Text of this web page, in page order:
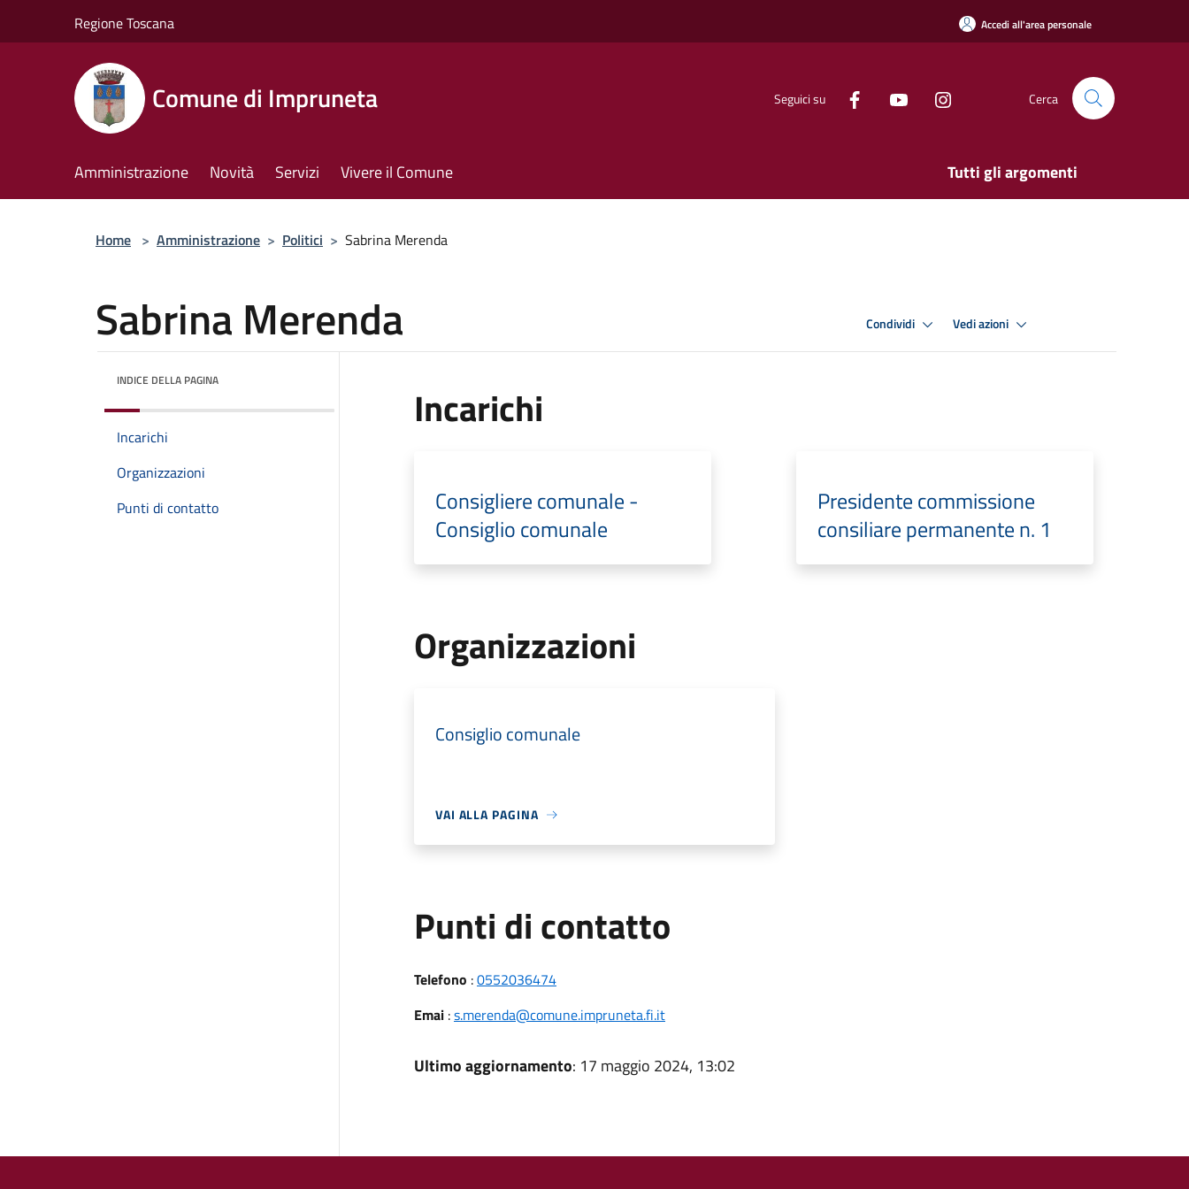
Regione Toscana Accedi all'area personale
Comune di Impruneta Seguici su Cerca
Amministrazione Novità Servizi Vivere il Comune Tutti gli argomenti
Home > Amministrazione > Politici > Sabrina Merenda
Sabrina Merenda Condividi Vedi azioni
INDICE DELLA PAGINA
Incarichi
Organizzazioni
Punti di contatto
Incarichi
Consigliere comunale -
Consiglio comunale
Presidente commissione
consiliare permanente n. 1
Organizzazioni
Consiglio comunale
VAI ALLA PAGINA
Punti di contatto
Telefono :0552036474
Emai:s.merenda@comune.impruneta.fi.it
Ultimo aggiornamento: 17 maggio 2024, 13:02